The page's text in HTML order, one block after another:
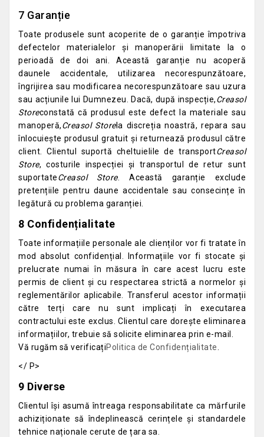
7 Garanție
Toate produsele sunt acoperite de o garanție împotriva
defectelor materialelor și manoperării limitate la o
perioadă de doi ani. Această garanție nu acoperă
daunele accidentale, utilizarea necorespunzătoare,
îngrijirea sau modificarea necorespunzătoare sau uzura
sau acțiunile lui Dumnezeu. Dacă, după inspecție,Creasol
Storeconstată că produsul este defect la materiale sau
manoperă,Creasol Storela discreția noastră, repara sau
înlocuiește produsul gratuit și returnează produsul către
client. Clientul suportă cheltuielile de transportCreasol
Store, costurile inspecției și transportul de retur sunt
suportateCreasol Store. Această garanție exclude
pretențiile pentru daune accidentale sau consecințe în
legătură cu problema garanției.
8 Confidențialitate
Toate informațiile personale ale clienților vor fi tratate în
mod absolut confidențial. Informațiile vor fi stocate și
prelucrate numai în măsura în care acest lucru este
permis de client și cu respectarea strictă a normelor și
reglementărilor aplicabile. Transferul acestor informații
către terți care nu sunt implicați în executarea
contractului este exclus. Clientul care dorește eliminarea
informațiilor, trebuie să solicite eliminarea prin e-mail.
Vă rugăm să verificațiPolitica de Confidențialitate
</ P>
9 Diverse
Clientul își asumă întreaga responsabilitate ca mărfurile
achiziționate să îndeplinească cerințele și standardele
tehnice naționale cerute de țara sa.